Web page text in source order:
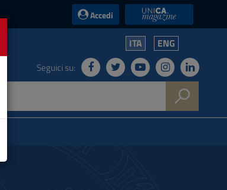
Accedi UniCA News
ITA ENG
Seguici su: